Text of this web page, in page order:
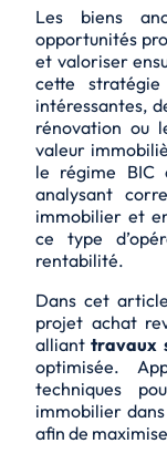
Les biens
opportunités
et valoriser
cette
intéressantes,
rénovation ou
valeur
le régime BIC
analysant
immobilier et
ce type
rentabilité.
Dans cet
projet achat
allianttravaux
optimisée.
techniques
immobilier
afin de